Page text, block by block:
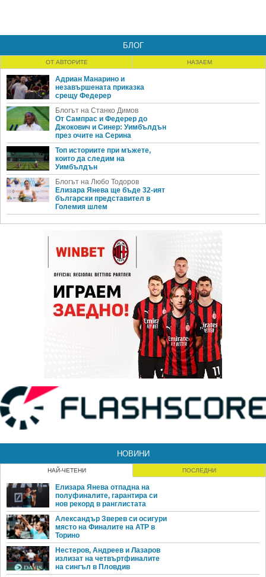
БЛОГ
ОТ АВТОРИТЕ НАЗАЕМ
Адриан Манарино и
незавършената приказка
срещу Федерер
Блогът на Станко Димов
От Сампрас и Федерер до
Джокович и Синер: Уимбълдън
през очите на Серина
Топ историите при мъжете,
които да следим на
Уимбълдън
Блогът на Любо Тодоров
Елизара Янева ще бъде 32-ият
български представител в
Големия шлем
НОВИНИ
НАЙ-ЧЕТЕНИ ПОСЛЕДНИ
Елизара Янева отпадна на
полуфиналите, гарантира си
нов рекорд в ранглистата
Александър Зверев си осигури
място на Финалите на ATP в
Торино
Нестеров, Андреев и Лазаров
излизат на четвъртфиналите
на сингъл в Пловдив